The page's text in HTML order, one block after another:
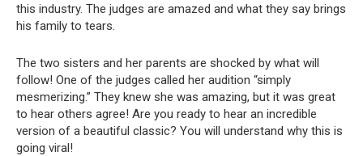
this industry. The judges are amazed and what they say brings
his family to tears.
The two sisters and her parents are shocked by what will
follow! One of the judges called her audition “simply
mesmerizing.” They knew she was amazing, but it was great
to hear others agree! Are you ready to hear an incredible
version of a beautiful classic? You will understand why this is
going viral!